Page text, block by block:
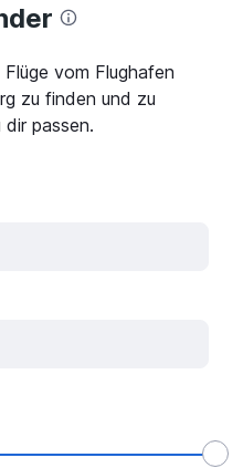
vom Flughafen
zu finden und zu
passen.